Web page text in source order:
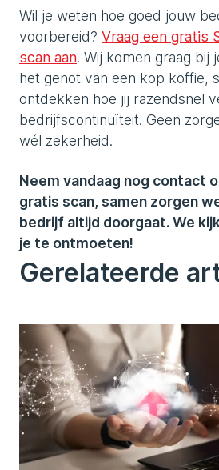
Wil je weten hoe goed jouw
voorbereid? Vraag een gratis
scan aan! Wij komen graag bij
het genot van een kop koffie,
ontdekken hoe jij razendsnel
bedrijfscontinuïteit. Geen
wél zekerheid.
Neem vandaag nog contact
gratis scan, samen zorgen
bedrijf altijd doorgaat. We
je te ontmoeten!
Gerelateerde